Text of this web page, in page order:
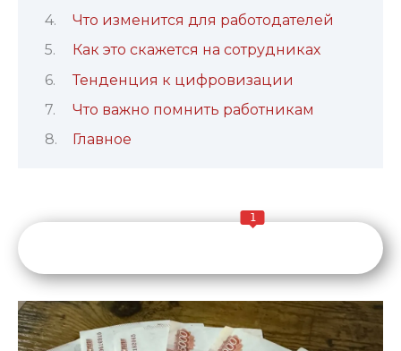
Что изменится для работодателей
Как это скажется на сотрудниках
Тенденция к цифровизации
Что важно помнить работникам
Главное
1